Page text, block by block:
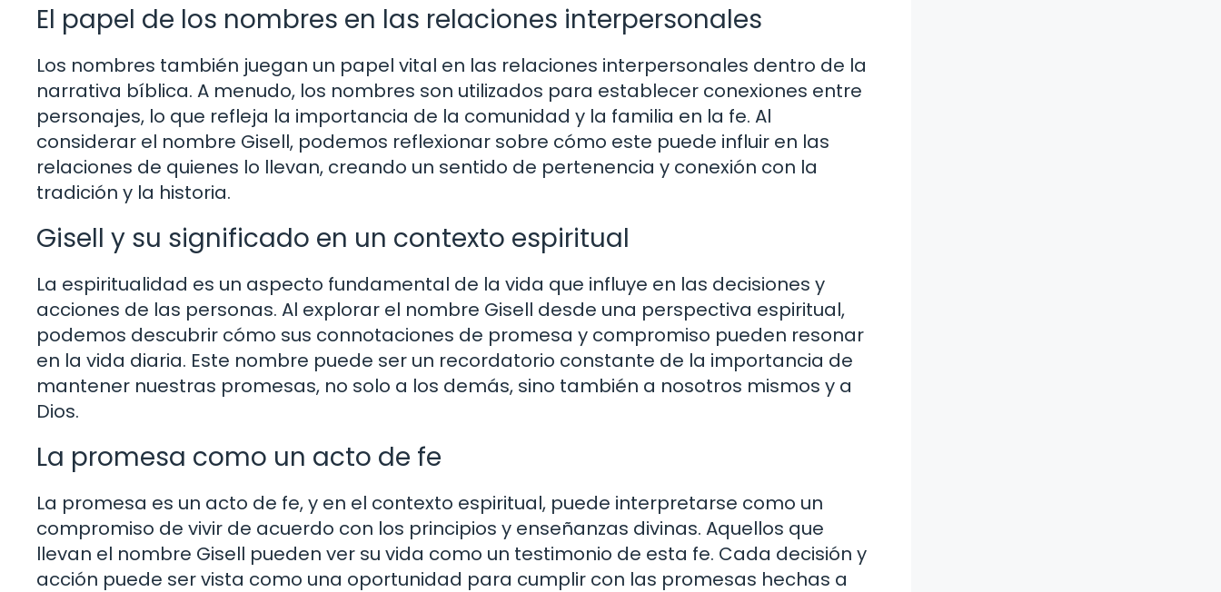
El papel de los nombres en las relaciones interpersonales
Los nombres también juegan un papel vital en las relaciones interpersonales dentro de la
narrativa bíblica. A menudo, los nombres son utilizados para establecer conexiones entre
personajes, lo que refleja la importancia de la comunidad y la familia en la fe. Al
considerar el nombre Gisell, podemos reflexionar sobre cómo este puede influir en las
relaciones de quienes lo llevan, creando un sentido de pertenencia y conexión con la
tradición y la historia.
Gisell y su significado en un contexto espiritual
La espiritualidad es un aspecto fundamental de la vida que influye en las decisiones y
acciones de las personas. Al explorar el nombre Gisell desde una perspectiva espiritual,
podemos descubrir cómo sus connotaciones de promesa y compromiso pueden resonar
en la vida diaria. Este nombre puede ser un recordatorio constante de la importancia de
mantener nuestras promesas, no solo a los demás, sino también a nosotros mismos y a
Dios.
La promesa como un acto de fe
La promesa es un acto de fe, y en el contexto espiritual, puede interpretarse como un
compromiso de vivir de acuerdo con los principios y enseñanzas divinas. Aquellos que
llevan el nombre Gisell pueden ver su vida como un testimonio de esta fe. Cada decisión y
acción puede ser vista como una oportunidad para cumplir con las promesas hechas a